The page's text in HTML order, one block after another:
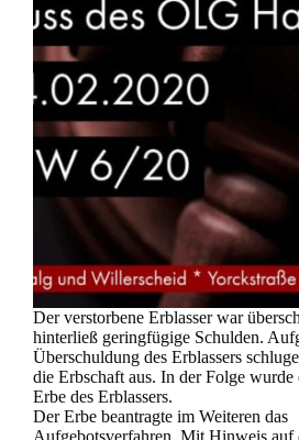
Der verstorbene Erblasser war
hinterließ geringfügige Schulden.
Überschuldung des Erblassers
die Erbschaft aus. In der Folge wurde
Erbe des Erblassers.
Der Erbe beantragte im Weiteren das
Aufgebotsverfahren. Mit Hinweis auf